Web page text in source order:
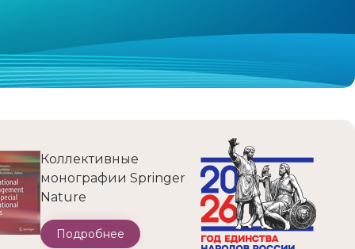
Коллективные
монографии Springer
Nature
Подробнее